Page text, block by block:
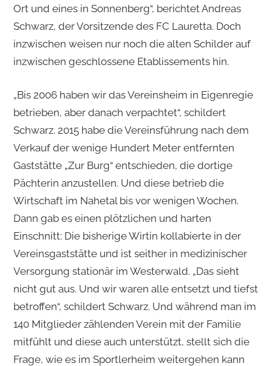
Ort und eines in Sonnenberg“, berichtet Andreas
Schwarz, der Vorsitzende des FC Lauretta. Doch
inzwischen weisen nur noch die alten Schilder auf
inzwischen geschlossene Etablissements hin.
„Bis 2006 haben wir das Vereinsheim in Eigenregie
betrieben, aber danach verpachtet“, schildert
Schwarz. 2015 habe die Vereinsführung nach dem
Verkauf der wenige Hundert Meter entfernten
Gaststätte „Zur Burg“ entschieden, die dortige
Pächterin anzustellen. Und diese betrieb die
Wirtschaft im Nahetal bis vor wenigen Wochen.
Dann gab es einen plötzlichen und harten
Einschnitt: Die bisherige Wirtin kollabierte in der
Vereinsgaststätte und ist seither in medizinischer
Versorgung stationär im Westerwald. „Das sieht
nicht gut aus. Und wir waren alle entsetzt und tiefst
betroffen“, schildert Schwarz. Und während man im
140 Mitglieder zählenden Verein mit der Familie
mitfühlt und diese auch unterstützt, stellt sich die
Frage, wie es im Sportlerheim weitergehen kann